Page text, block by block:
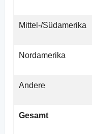
Mittel-/Südamerika
Nordamerika
Andere
Gesamt